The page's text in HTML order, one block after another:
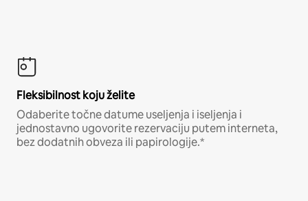
Fleksibilnost koju želite
Odaberite točne datume useljenja i iseljenja i
jednostavno ugovorite rezervaciju putem interneta,
bez dodatnih obveza ili papirologije.*